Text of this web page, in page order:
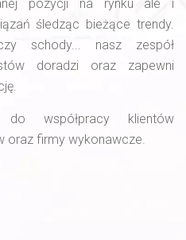
pozycji na rynku ale i
śledząc bieżące trendy.
schody... nasz zespół
doradzi oraz zapewni
do współpracy klientów
oraz firmy wykonawcze.